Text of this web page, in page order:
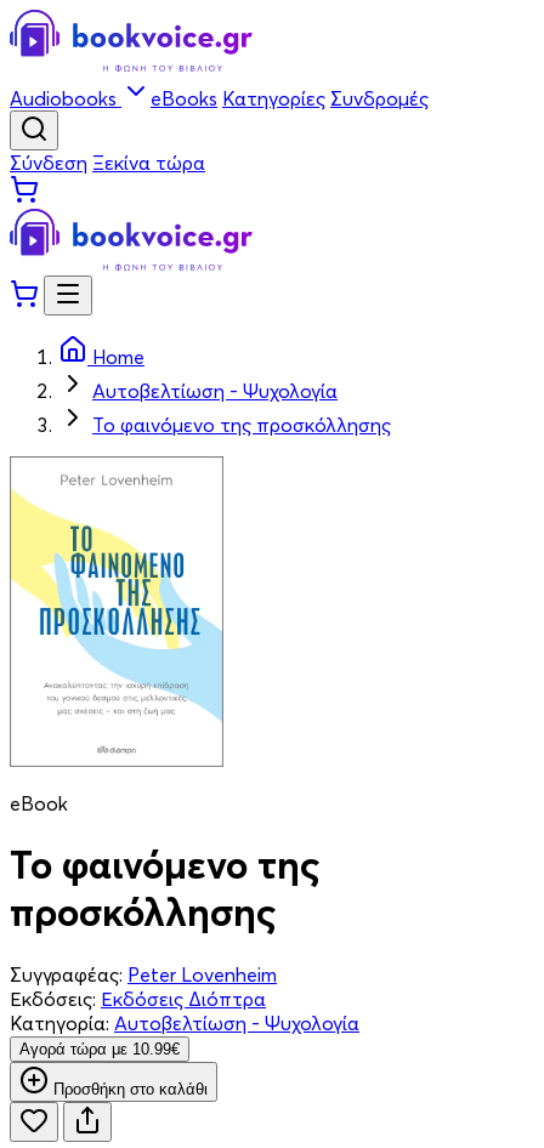
Audiobooks eBooks Κατηγορίες Συνδρομές
Σύνδεση Ξεκίνα τώρα
Home
Αυτοβελτίωση - Ψυχολογία
Το φαινόμενο της προσκόλλησης
eBook
Το φαινόμενο της
προσκόλλησης
Συγγραφέας: Peter Lovenheim
Εκδόσεις: Εκδόσεις Διόπτρα
Κατηγορία: Αυτοβελτίωση - Ψυχολογία
Aγορά τώρα με 10.99€
Προσθήκη στο καλάθι